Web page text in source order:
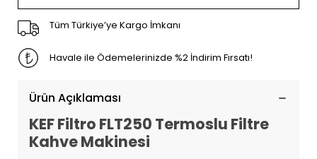
Tüm Türkiye’ye Kargo İmkanı
Havale ile Ödemelerinizde %2 İndirim Fırsatı!
Ürün Açıklaması
KEF Filtro FLT250 Termoslu Filtre
Kahve Makinesi